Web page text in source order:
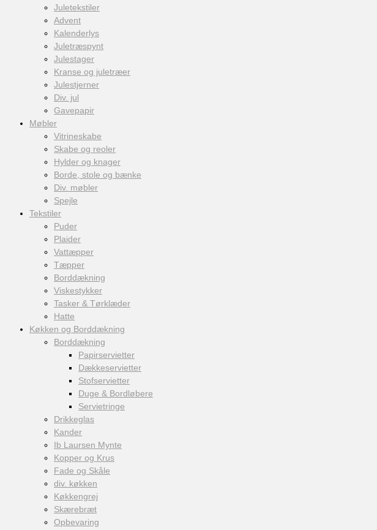
Juletekstiler
Advent
Kalenderlys
Juletræspynt
Julestager
Kranse og juletræer
Julestjerner
Div. jul
Gavepapir
Møbler
Vitrineskabe
Skabe og reoler
Hylder og knager
Borde, stole og bænke
Div. møbler
Spejle
Tekstiler
Puder
Plaider
Vattæpper
Tæpper
Borddækning
Viskestykker
Tasker & Tørklæder
Hatte
Køkken og Borddækning
Borddækning
Papirservietter
Dækkeservietter
Stofservietter
Duge & Bordløbere
Servietringe
Drikkeglas
Kander
Ib Laursen Mynte
Kopper og Krus
Fade og Skåle
div. køkken
Køkkengrej
Skærebræt
Opbevaring